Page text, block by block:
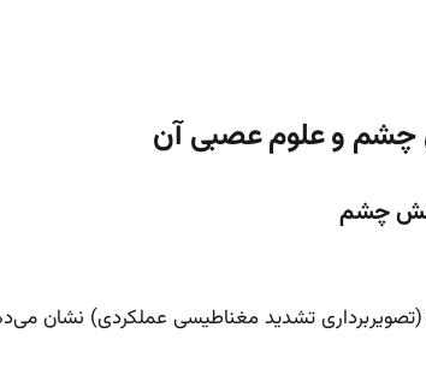
چشم و علوم عصبی آن
چشم